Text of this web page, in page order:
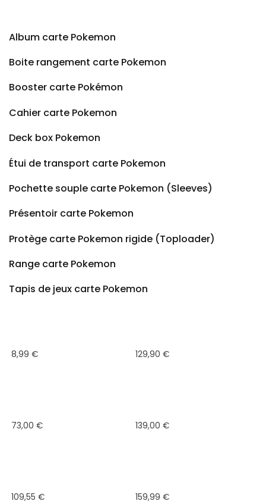
Heart
Sleep
Fitness
US
1Yr
Warranty
Phones
Accessories
Album carte Pokemon
Boite rangement carte Pokemon
Booster carte Pokémon
Cahier carte Pokemon
Deck box Pokemon
Étui de transport carte Pokemon
Pochette souple carte Pokemon (Sleeves)
Présentoir carte Pokemon
Protège carte Pokemon rigide (Toploader)
Range carte Pokemon
Tapis de jeux carte Pokemon
8,99€ 129,90€
73,00€ 139,00€
109,55€ 159,99€